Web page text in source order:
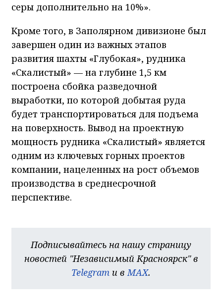
серы дополнительно на 10%».
Кроме того, в Заполярном дивизионе был
завершен один из важных этапов
развития шахты «Глубокая», рудника
«Скалистый» — на глубине 1,5 км
построена сбойка разведочной
выработки, по которой добытая руда
будет транспортироваться для подъема
на поверхность. Вывод на проектную
мощность рудника «Скалистый» является
одним из ключевых горных проектов
компании, нацеленных на рост объемов
производства в среднесрочной
перспективе.
Подписывайтесь на нашу страницу
новостей "Независимый Красноярск" в
Telegram и в MAX.